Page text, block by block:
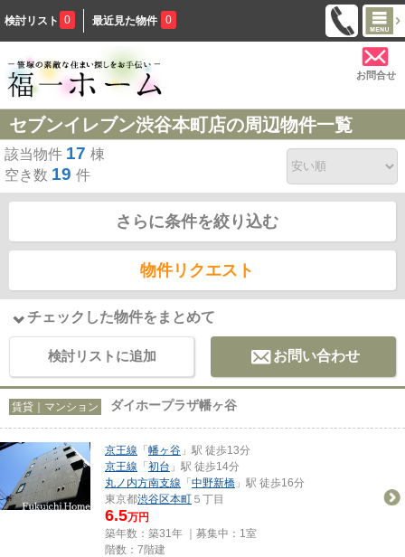
検討リスト 0 最近見た物件 0
お問合せ
セブンイレブン渋谷本町店の周辺物件一覧
該当物件 17 棟
空き数 19 件
さらに条件を絞り込む
物件リクエスト
チェックした物件をまとめて
検討リストに追加 お問い合わせ
賃貸｜マンション ダイホープラザ幡ヶ谷
京王線 「幡ヶ谷 」駅 徒歩13分
京王線 「初台 」駅 徒歩14分
丸ノ内方南支線 「中野新橋 」駅 徒歩16分
東京都渋谷区本町 ５丁目
6.5万円
築年数：築31年 ｜募集中： 1室
階数：7階建